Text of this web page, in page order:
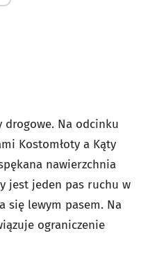
drogowe. Na odcinku
Kostomłoty a Kąty
nawierzchnia
jest jeden pas ruchu w
się lewym pasem. Na
ograniczenie